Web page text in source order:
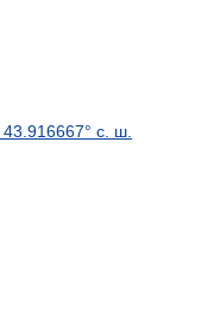
43.916667° с. ш.